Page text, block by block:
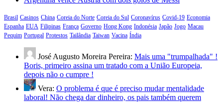
Brasil Casinos China Coreia do Norte Coreia do Sul Coronavírus Covid-19 Economia
Espanha EUA Filipinas França Governo Hong Kong Indonésia Japão Jogo Macau
Pequim Portugal Protestos Tailândia Taiwan Vacina Índia
José Augusto Moreira Pereira: Mais uma "trumpalhada" !
Boris, primeiro assina um tratado com a União Europeia,
depois não o cumpre !
Vera: O problema é que é preciso mudar mentalidade
laboral! Não chega dar dinheiro, os pais também querem